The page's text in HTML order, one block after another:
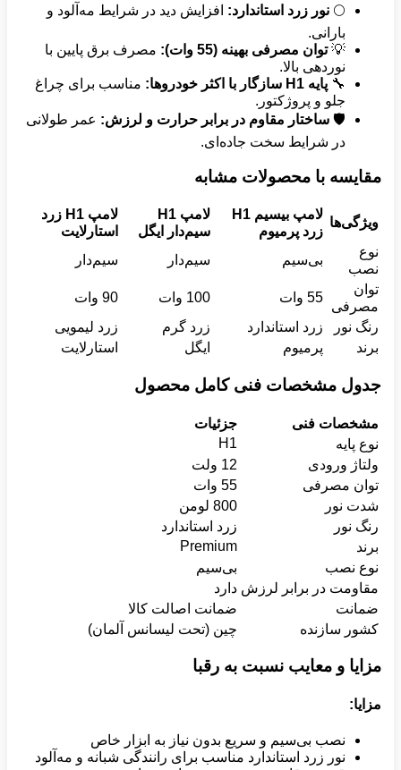
🌕 نور زرد استاندارد: افزایش دید در شرایط مه‌آلود و
بارانی.
💡توان مصرفی بهینه (55 وات) : مصرف برق پایین با
نوردهی بالا.
🔧 پایه سازگار با اکثر خودروها: مناسب برای چراغ
جلو و پروژکتور.
🛡️ ساختار مقاوم در برابر حرارت و لرزش: عمر طولانی
در شرایط سخت جاده‌ای.
مقایسه با محصولات مشابه
ویژگی‌ها
لامپ بیسیم
زرد پرمیوم
لامپ
سیم‌دار ایگل
لامپ
زرد
استارلایت
نوع
نصب
بی‌سیم سیم‌دار
سیم‌دار
توان
مصرفی
55 وات 100 وات
90 وات
رنگ نور
زرد استاندارد زرد گرم
زرد لیمویی
برند
پرمیوم ایگل استارلایت
جدول مشخصات فنی کامل محصول
مشخصات فنی
جزئیات
نوع پایه
H1
ولتاژ ورودی
12 ولت
توان مصرفی
55 وات
شدت نور
800 لومن
رنگ نور
زرد استاندارد
برند
Premium
نوع نصب
بی‌سیم
مقاومت در برابر لرزش دارد
ضمانت
ضمانت اصالت کالا
کشور سازنده
چین (تحت لیسانس آلمان)
مزایا و معایب نسبت به رقبا
مزایا:
نصب بی‌سیم و سریع بدون نیاز به ابزار خاص
نور زرد استاندارد مناسب برای رانندگی شبانه و مه‌آلود